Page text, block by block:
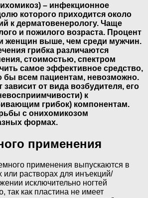
– инфекционное
которого приходится около
к дерматовенерологу. Чаще
и пожилого возраста. Процент
женщин выше, чем среди мужчин.
грибка различаются
стоимостью, спектром
самое эффективное средство,
бы всем пациентам, невозможно.
от вида возбудителя, его
к
грибок) компонентам.
с онихомикозом
формах.
применения
применения выпускаются в
или растворах для инъекций/
исключительно ногтей
так как пластина не имеет